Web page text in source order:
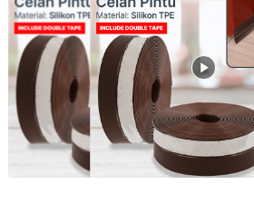
pada bagian bawah pintu. Cukup gunting
lapisan film pada double tape, dan tempel
merata agar melekat dengan sempurna.
Bahan Berkualitas
Terbuat dari bahan silikon TPE berkualitas
mudah rusak, sehingga awet untuk
Semakin praktis karena material ini juga
kebutuhan.
Kelengkapan Produk